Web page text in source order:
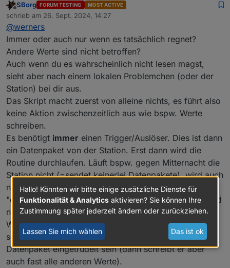
Hallo
super. Nur ist mir aufgefallen das beim Regen die
Daten zweimal kurz hintereinander geschrieben
werden. Ist schlecht für eine Auswertung.
Werner
Offline
SBorg FORUM TESTING MOST ACTIVE
schrieb am 26. Sept. 2024, 14:27
zuletzt editiert von
@werners
Immer oder auch nur wenn es tatsächlich regnet?
Andere Werte sind nicht betroffen?
Auch wenn du es wahrscheinlich nicht lesen magst,
sieht aber nach einem lokalen Problemchen (oder der
Station) bei dir aus.
Das Skript macht zuerst von alleine nichts, es führt also
keine Aktion zwischenzeitlich aus wie bspw. Werte
schreiben.
Es benötigt immer einen Trigger/Auslöser. Dies ist dann
ein Datenpaket von der Station. Erst dann wird die
Routine durchlaufen. Läuft bspw. gegen Mitternacht die
Station nicht (=sendet keinerlei Datenpakete), wird auch
nichts zurückgestellt (es fehlt dafür der Auslöser
"empfangenes Datenpaket") und zB. der Solarwert wird
nicht zurückgestellt.
Wenn er also bei dir kurz hintereinander den Regen 2x
schreibt, muss auch 2x kurz hintereinander ein
Datenpaket eingetrudelt sein (dann schreibt er aber
auch fast alle anderen Werte).
Hallo! Könnten wir bitte einige zusätzliche Dienste für
Funktionalität & Analytics aktivieren? Sie können Ihre
Zustimmung später jederzeit ändern oder zurückziehen.
Lassen Sie mich wählen Das ist ok